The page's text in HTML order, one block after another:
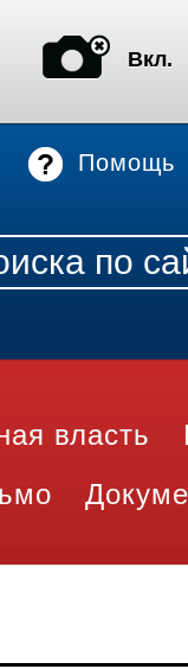
Помощь
власть
Вкл.